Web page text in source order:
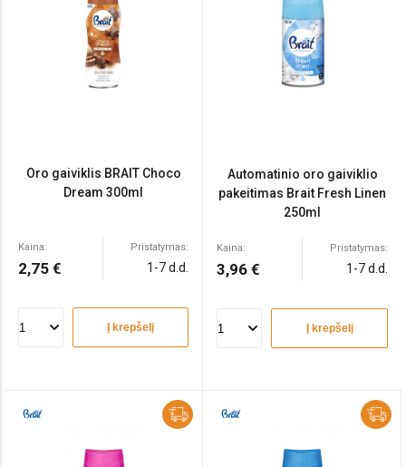
Oro gaiviklis BRAIT Choco
Dream 300ml
Kaina:
2,75 €
Pristatymas:
1-7 d.d.
Į krepšelį
Automatinio oro gaiviklio
pakeitimas Brait Fresh Linen
250ml
Kaina:
3,96 €
Pristatymas:
1-7 d.d.
Į krepšelį